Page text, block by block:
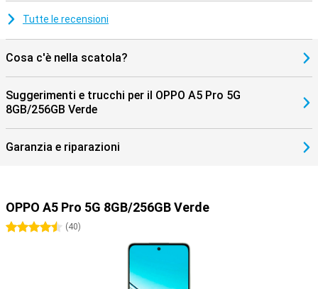
Tutte le recensioni
Cosa c'è nella scatola?
Suggerimenti e trucchi per il OPPO A5 Pro 5G
8GB/256GB Verde
Garanzia e riparazioni
OPPO A5 Pro 5G 8GB/256GB Verde
4.5 stelle
(40)